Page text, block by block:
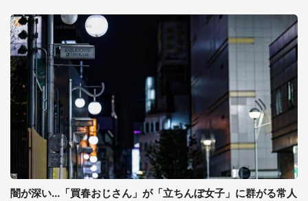
闇が深い...「買春おじさん」が「立ちんぼ女子」に群がる常人